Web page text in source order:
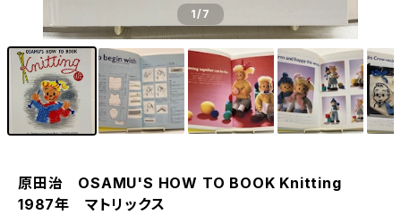
1/7
原田治 OSAMU'S HOW TO BOOK Knitting
1987年 マトリックス